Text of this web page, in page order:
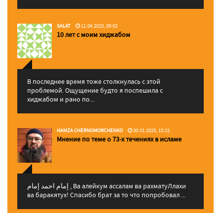
SALAT 11.04.2025, 09:02
10 лет с моим хиджабом
В последнее время тоже столкнулась с этой
проблемой. Ощущение будто я поспешила с
хиджабом и рано по...
HAMZA CHERNOMORCHENKO 30.01.2025, 15:22
Мнение по теме о 73-х течениях в исламе
إمام احمد إمام , Ва алейкум ассалам ва рахматуЛлахи
ва баракятух! Спасибо брат за то что попробовал ...